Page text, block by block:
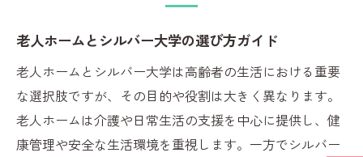
老人ホームとシルバー大学の選び方ガイド
老人ホームとシルバー大学は高齢者の生活における重要
な選択肢ですが、その目的や役割は大きく異なります。
老人ホームは介護や日常生活の支援を中心に提供し、健
康管理や安全な生活環境を重視します。一方でシルバー